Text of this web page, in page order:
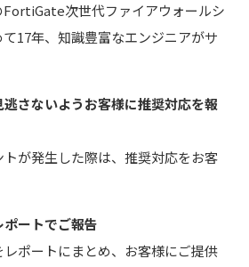
次世代ファイアウォールシ
17年、知識豊富なエンジニアがサ
さないようお客様に推奨対応を報
が発生した際は、推奨対応をお客
ートでご報告
ポートにまとめ、お客様にご提供